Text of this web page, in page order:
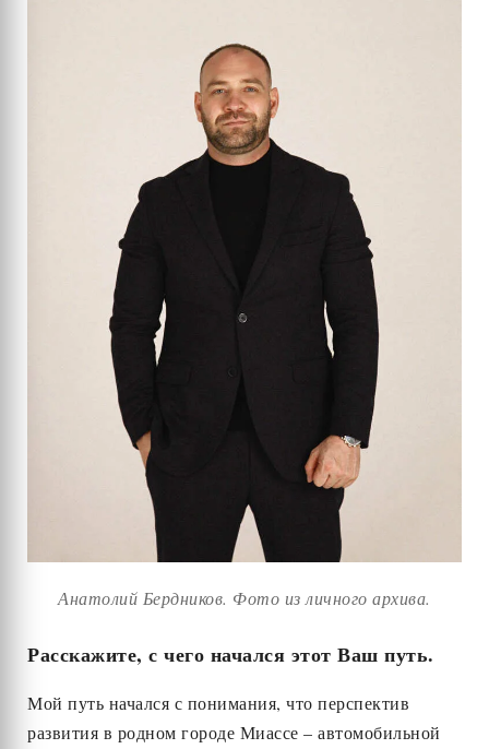
Анатолий Бердников. Фото из личного архива.
Расскажите, с чего начался этот Ваш путь.
Мой путь начался с понимания, что перспектив
развития в родном городе Миассе – автомобильной